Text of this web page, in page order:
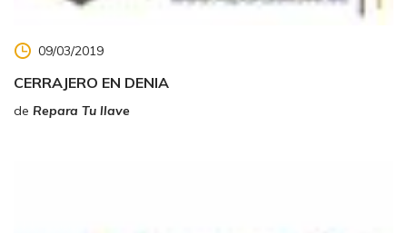
09/03/2019
CERRAJERO EN DENIA
de Repara Tu llave